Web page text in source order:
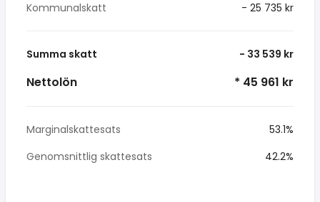
Kommunalskatt
- 25 735 kr
Summa skatt - 33 539 kr
Nettolön * 45 961 kr
Marginalskattesats
53.1%
Genomsnittlig skattesats
42.2%